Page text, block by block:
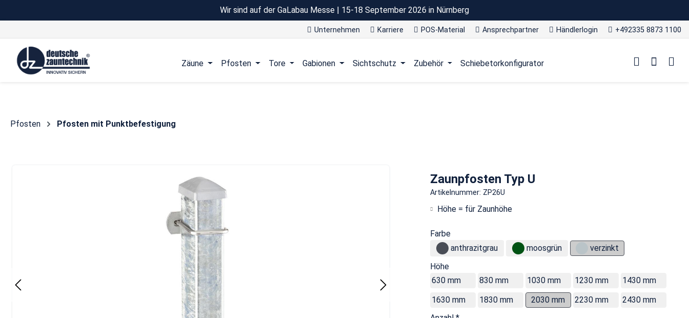
Wir sind auf der GaLabau Messe | 15-18 September 2026 in Nürnberg
Unternehmen Karriere POS-Material Ansprechpartner Händlerlogin +492335 8873 1100
Zäune Pfosten Tore Gabionen Sichtschutz Zubehör Schiebetorkonfigurator
Pfosten Pfosten mit Punktbefestigung
Zaunpfosten Typ U
Artikelnummer: ZP26U
Höhe = für Zaunhöhe
Farbe
anthrazitgrau
moosgrün
verzinkt
Höhe
630 mm
830 mm 1030 mm 1230 mm
1430 mm
1630 mm
1830 mm 2030 mm 2230 mm
2430 mm